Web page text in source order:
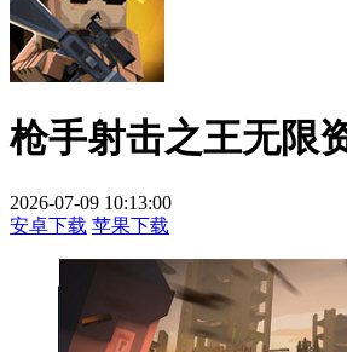
枪手射击之王无限
2026-07-09 10:13:00
安卓下载 苹果下载